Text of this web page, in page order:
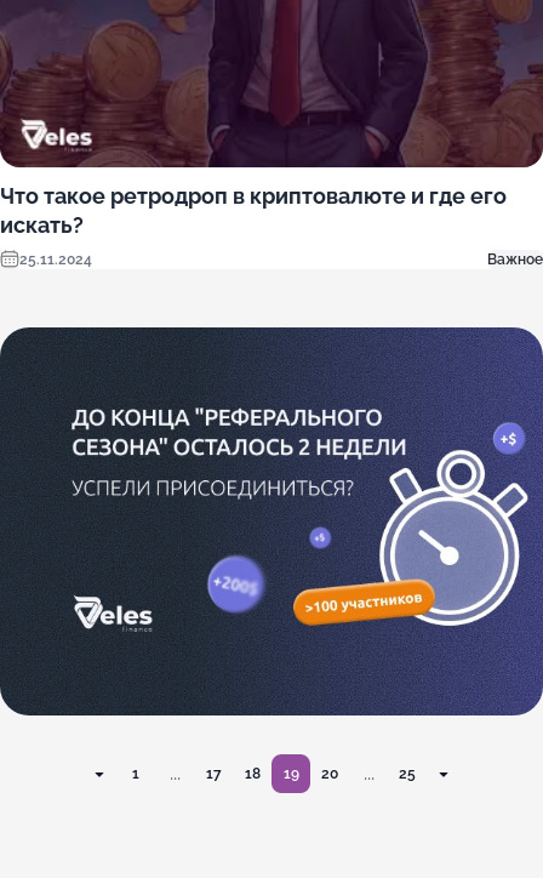
Что такое ретродроп в криптовалюте и где его
искать?
25.11.2024 Важное
1 ... 17 18 19 20 ... 25